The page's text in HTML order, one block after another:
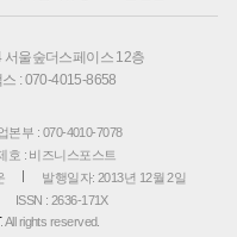
울숲더스페이스 12층
스 : 070-4015-8658
본부 : 070-4010-7078
호 : 비즈니스포스트
발행일자: 2013년 12월 2일
ISSN : 2636-171X
. All rights reserved.